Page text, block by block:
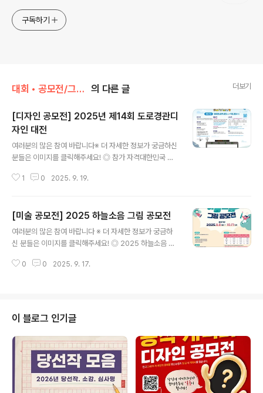
구독하기
대회 • 공모전/그림 • 미술 • 디자인 • 웹툰. 의 다른 글 더보기
[디자인 공모전] 2025년 제14회 도로경관디
자인 대전
여러분의 많은 참여 바랍니다※ 더 자세한 정보가 궁금하신
분들은 이미지를 클릭해주세요! ◎ 참가 자격대한민국 국
대 2명까지 가능 (팀 대표 1명 + 팀원 1명) ◎ 공모 주제주
전 행동유도 디자인재해, 사고를 예방하기 위한 이용객 행
동유도 디자인[주제 ②] 이용자 맞춤형 라이프스타일 디자
인고령화, 저출산, 반려동물 양육인구 증가 등 변화된 라이
갈등 예방 디자인다중이 이용하는 휴게소, 졸음쉼터 등에
1 0 2025. 9. 19.
[미술 공모전] 2025 하늘소음 그림 공모전
여러분의 많은 참여 바랍니다 ※ 더 자세한 정보가 궁금하
신 분들은 이미지를 클릭해주세요! ◎ 2025 하늘소음 그
인해 일상에 불편을 겪는 지역 주민들을 지원하기 위해 설
또한 소음 문제 해결을 넘어 지역사회와 함께하는 다양한
활동을 기획하며, 주민과 청년층이 참여할 수 있는 열린 플
랫폼 역할을 하고 있습니다. 하늘은 높고 푸르지만, 때때로
우리는 그 속에서 들려오는 소음으로 불편함을 겪습니다.
이번 공모전은 여러분이 느끼는 생각과 감정을 그림으로
표현해, 더 많은 사..
0 0 2025. 9. 17.
이 블로그 인기글